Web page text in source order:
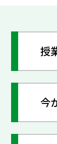
授
今